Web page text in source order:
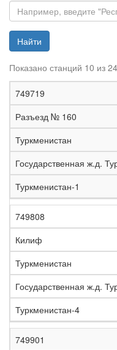
Найти
Показано станций 10 из
К
о
д
Н
а
з
в
а
н
и
е
С
т
а
а
е
л
е
з
н
а
я
д
о
о
а
е
и
н
749719
Разъезд № 160
Туркменистан
Государственная ж.д.
Туркменистан-1
749808
Килиф
Туркменистан
Государственная ж.д.
Туркменистан-4
749901